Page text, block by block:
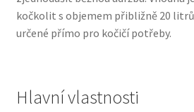
Brit pro psy
Natural Trainer pro psy —
přírodními složkami
kočkolit s objemem přibližně 20
určené přímo pro kočičí potřeby.
Hlavní vlastnosti